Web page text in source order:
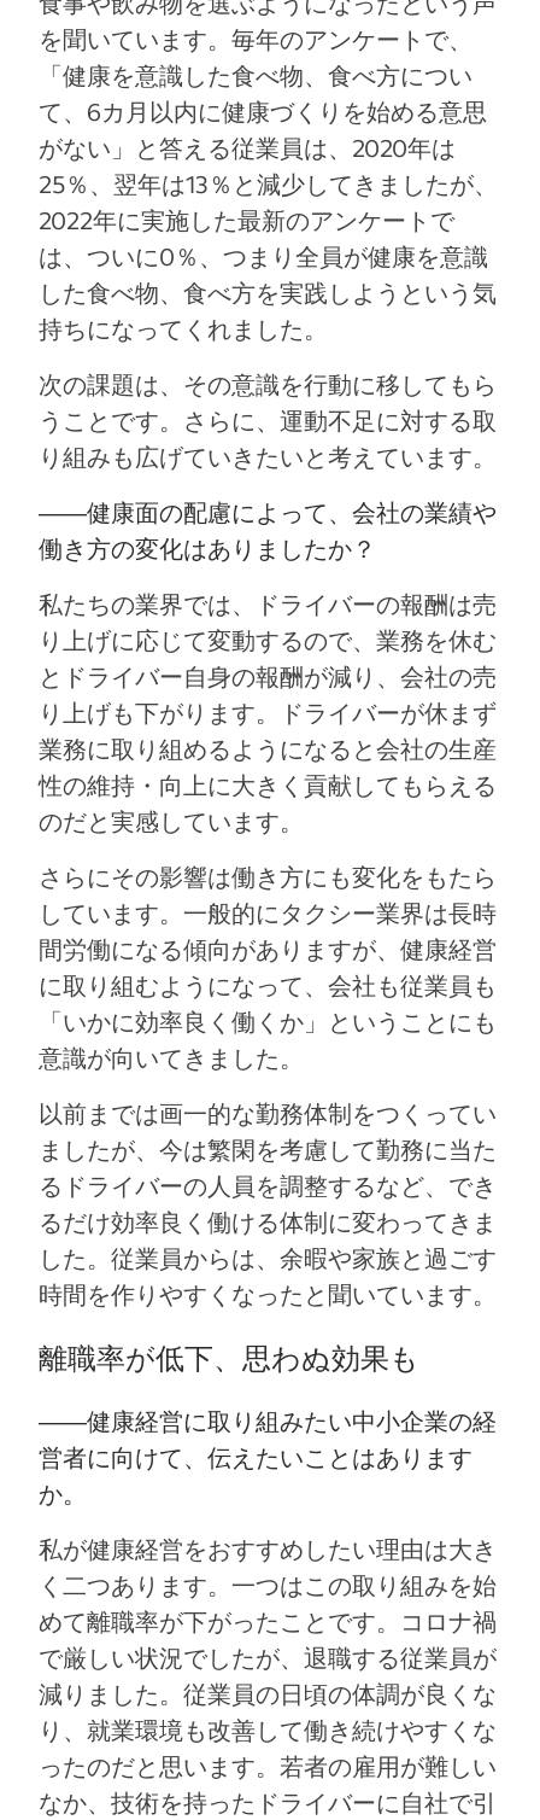
を聞いています。毎年のアンケートで、
「健康を意識した食べ物、食べ方につい
て、6カ月以内に健康づくりを始める意思
がない」と答える従業員は、2020年は
25％、翌年は13％と減少してきましたが、
2022年に実施した最新のアンケートで
は、ついに0％、つまり全員が健康を意識
した食べ物、食べ方を実践しようという気
持ちになってくれました。
次の課題は、その意識を行動に移してもら
うことです。さらに、運動不足に対する取
り組みも広げていきたいと考えています。
――健康面の配慮によって、会社の業績や
働き方の変化はありましたか？
私たちの業界では、ドライバーの報酬は売
り上げに応じて変動するので、業務を休む
とドライバー自身の報酬が減り、会社の売
り上げも下がります。ドライバーが休まず
業務に取り組めるようになると会社の生産
性の維持・向上に大きく貢献してもらえる
のだと実感しています。
さらにその影響は働き方にも変化をもたら
しています。一般的にタクシー業界は長時
間労働になる傾向がありますが、健康経営
に取り組むようになって、会社も従業員も
「いかに効率良く働くか」ということにも
意識が向いてきました。
以前までは画一的な勤務体制をつくってい
ましたが、今は繁閑を考慮して勤務に当た
るドライバーの人員を調整するなど、でき
るだけ効率良く働ける体制に変わってきま
した。従業員からは、余暇や家族と過ごす
時間を作りやすくなったと聞いています。
離職率が低下、思わぬ効果も
――健康経営に取り組みたい中小企業の経
営者に向けて、伝えたいことはあります
か。
私が健康経営をおすすめしたい理由は大き
く二つあります。一つはこの取り組みを始
めて離職率が下がったことです。コロナ禍
で厳しい状況でしたが、退職する従業員が
減りました。従業員の日頃の体調が良くな
り、就業環境も改善して働き続けやすくな
ったのだと思います。若者の雇用が難しい
なか、技術を持ったドライバーに自社で引